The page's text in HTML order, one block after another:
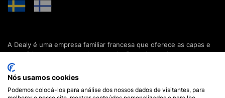
A Dealy é uma empresa familiar francesa que oferece as capas e
acessórios mais baratos do mercado. Descubra todas as nossas
colecções de capas, estojos, protecções de ecrã e acessórios
para o seu smartphone, tablet, computador ou relógio conectado.
Desde 2012, apresentamos novidades todos os dias para lhe
oferecer ainda mais opções de escolha. Mais de 600.000 clientes
Nós usamos cookies
Podemos colocá-los para análise dos nossos dados de visitantes, para